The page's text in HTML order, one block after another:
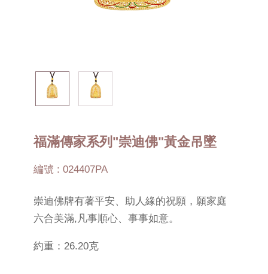
福滿傳家系列"崇迪佛"黃金吊墜
編號 : 024407PA
崇迪佛牌有著平安、助人緣的祝願，願家庭
六合美滿,凡事順心、事事如意。
約重：26.20克